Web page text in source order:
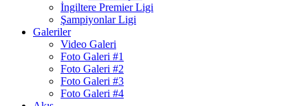
İngiltere Premier Ligi
Şampiyonlar Ligi
Galeriler
Video Galeri
Foto Galeri #1
Foto Galeri #2
Foto Galeri #3
Foto Galeri #4